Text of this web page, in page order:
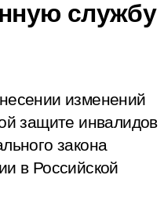
службу
изменений
защите инвалидов
закона
в Российской